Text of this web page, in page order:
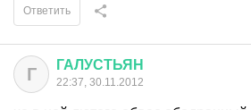
Ответить
Г ГАЛУСТЬЯН
22:37, 30.11.2012